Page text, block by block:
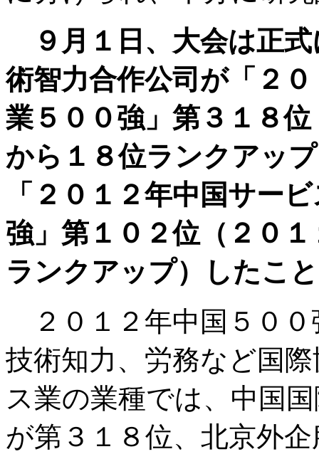
９月１日、大会は正
術智力合作公司が「２
業５００強」第３１８
から１８位ランクアッ
「２０１２年中国サー
強」第１０２位（２０
ランクアップ）したこ
２０１２年中国５００
技術知力、労務など国
ス業の業種では、中国
が第３１８位、北京外